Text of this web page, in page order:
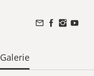
Galerie